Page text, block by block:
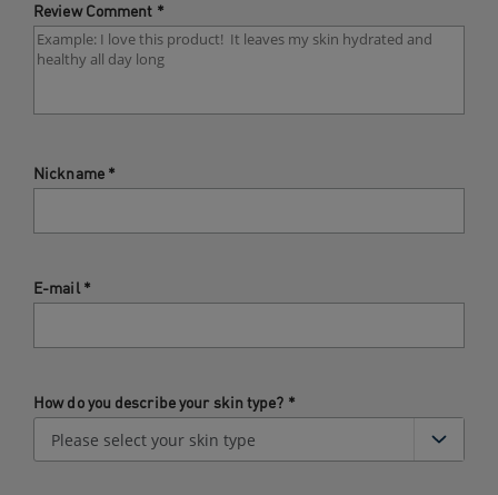
Review Comment *
Nickname *
E-mail *
How do you describe your skin type? *